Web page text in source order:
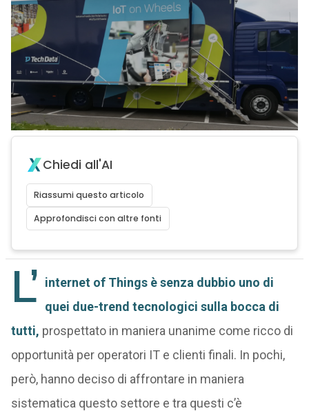
Chiedi all'AI
Riassumi questo articolo
Approfondisci con altre fonti
L’ internet of Things è senza dubbio uno di
quei due-trend tecnologici sulla bocca di
tutti, prospettato in maniera unanime come ricco di
opportunità per operatori IT e clienti finali. In pochi,
però, hanno deciso di affrontare in maniera
sistematica questo settore e tra questi c’è